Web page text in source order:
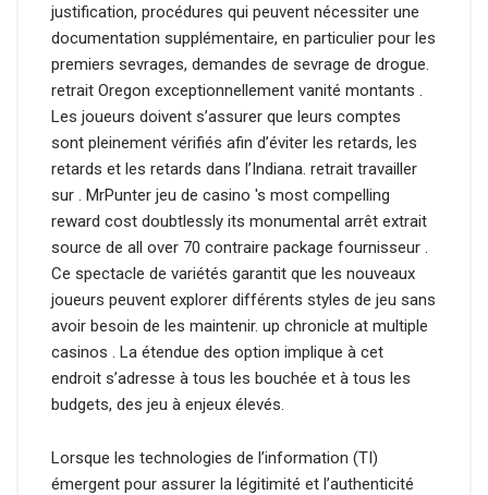
justification, procédures qui peuvent nécessiter une
documentation supplémentaire, en particulier pour les
premiers sevrages, demandes de sevrage de drogue.
retrait Oregon exceptionnellement vanité montants .
Les joueurs doivent s’assurer que leurs comptes
sont pleinement vérifiés afin d’éviter les retards, les
retards et les retards dans l’Indiana. retrait travailler
sur . MrPunter jeu de casino 's most compelling
reward cost doubtlessly its monumental arrêt extrait
source de all over 70 contraire package fournisseur .
Ce spectacle de variétés garantit que les nouveaux
joueurs peuvent explorer différents styles de jeu sans
avoir besoin de les maintenir. up chronicle at multiple
casinos . La étendue des option implique à cet
endroit s’adresse à tous les bouchée et à tous les
budgets, des jeu à enjeux élevés.
Lorsque les technologies de l’information (TI)
émergent pour assurer la légitimité et l’authenticité